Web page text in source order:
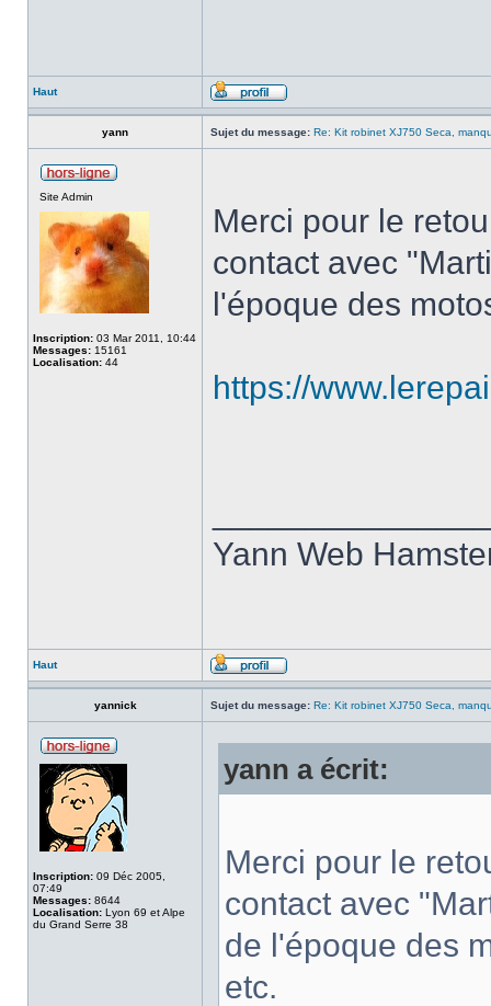
Haut
yann Sujet du message: Re: Kit robinet XJ750 Seca,
Site Admin
Inscription: 03 Mar 2011, 10:44
Messages: 15161
Localisation: 44
Merci pour le
contact avec
l'époque des
https://
Yann Web
Haut
yannick Sujet du message: Re: Kit robinet XJ750 Seca,
Inscription: 09 Déc 2005,
07:49
Messages: 8644
Localisation: Lyon 69 et Alpe
du Grand Serre 38
yann a écrit:
Merci pour le
contact avec
de l'époque des
etc.